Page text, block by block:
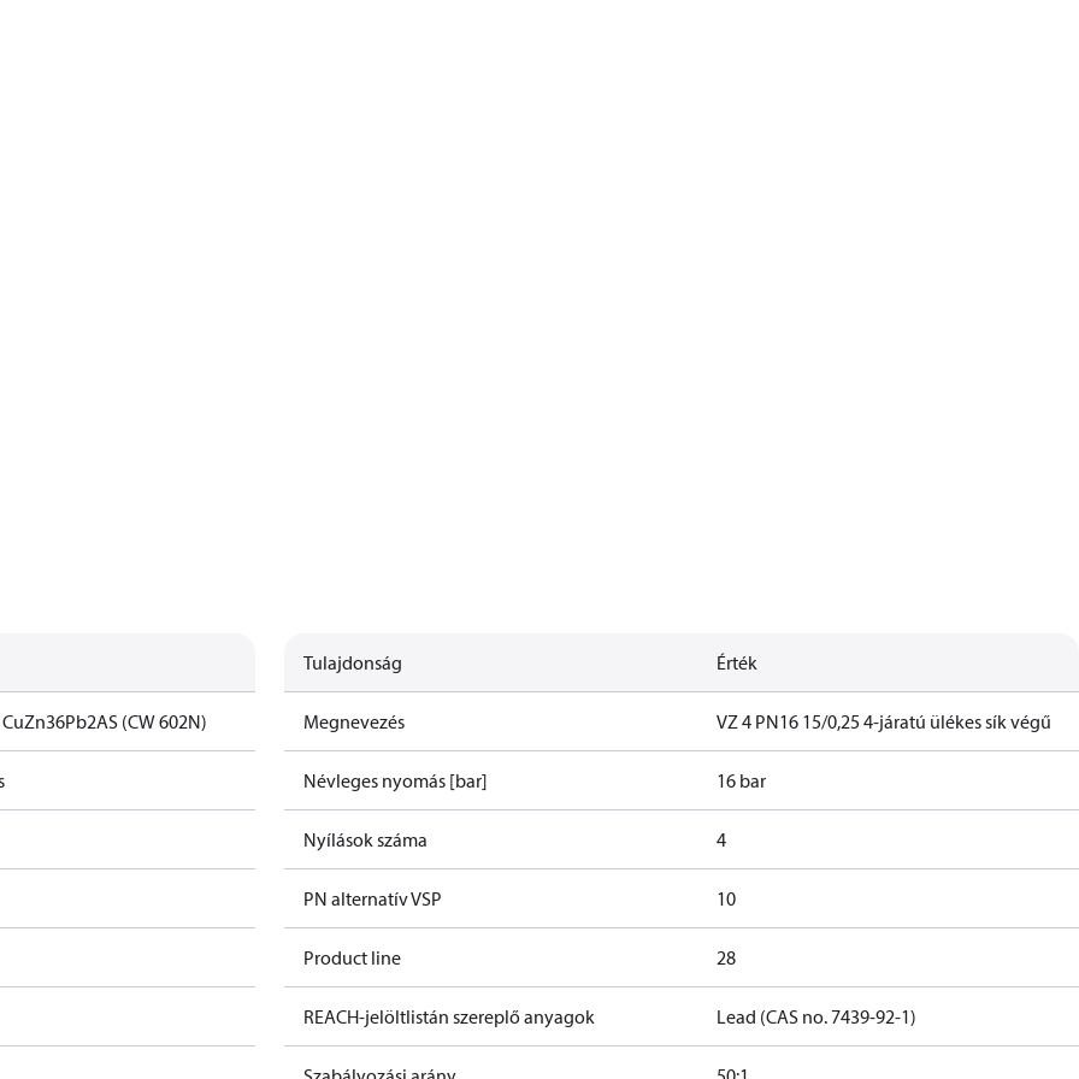
(CW 602N)
Tulajdonság Érték
Megnevezés VZ 4 PN16 15/0,25 4-járatú ülékes sík végű
Névleges nyomás [bar] 16 bar
Nyílások száma 4
PN alternatív VSP 10
Product line 28
REACH-jelöltlistán szereplő anyagok Lead (CAS no. 7439-92-1)